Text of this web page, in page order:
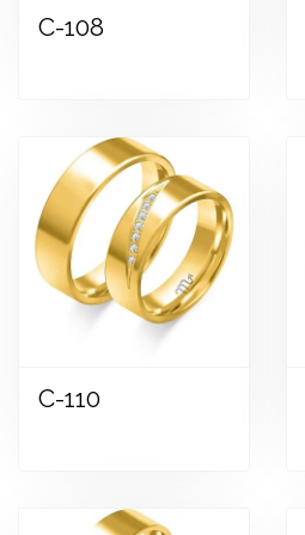
C-108
Zobraziť
C-110